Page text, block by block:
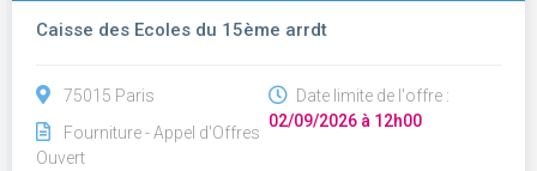
Caisse des Ecoles du 15ème arrdt
75015 Paris
Fourniture - Appel d'Offres
Ouvert
Date limite de l'offre :
02/09/2026 à 12h00